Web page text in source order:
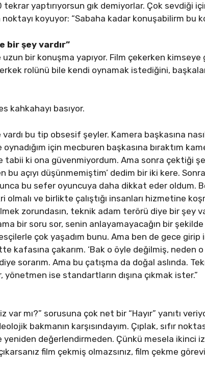
yaptırıyorsun gık demiyorlar. Çok sevdiği
koyuyor: “Sabaha kadar konuşabilirm bu
bir şey vardır”
bir konuşma yapıyor. Film çekerken
rolünü bile kendi oynamak istediğini,
kahkahayı basıyor.
vardı bu tip obsesif şeyler. Kamera başkasına nasıl
oynadığım için mecburen başkasına bıraktım
tabii ki ona güvenmiyordum. Ama sonra çektiği
bu açıyı düşünmemiştim’ dedim bir iki kere.
bu sefer oyuncuya daha dikkat eder oldum.
olmalı ve birlikte çalıştığı insanları hizmetine
zorundasın, teknik adam terörü diye bir şey
bir soru sor, senin anlayamayacağın bir
çok yaşadım bunu. Ama ben de gece girip
kafasına çakarım. ‘Bak o öyle değilmiş, neden
diye sorarım. Ama bu çatışma da doğal aslında.
yönetmen ise standartların dışına çıkmak ister.”
mı?” sorusuna çok net bir “Hayır” yanıtı
bakmanın karşısındayım. Çıplak, sıfır
yeniden değerlendirmeden. Çünkü mesela ikinci
film çekmiş olmazsınız, film çekme